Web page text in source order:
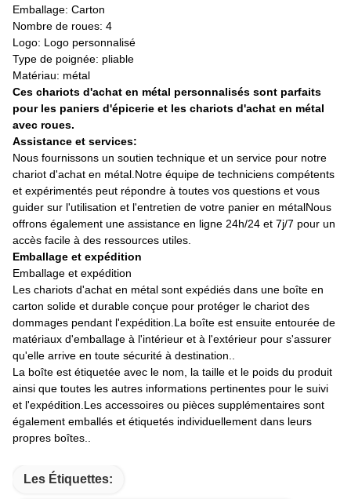
Emballage: Carton
Nombre de roues: 4
Logo: Logo personnalisé
Type de poignée: pliable
Matériau: métal
Ces chariots d'achat en métal personnalisés sont parfaits
pour les paniers d'épicerie et les chariots d'achat en métal
avec roues.
Assistance et services:
Nous fournissons un soutien technique et un service pour notre
chariot d'achat en métal.Notre équipe de techniciens compétents
et expérimentés peut répondre à toutes vos questions et vous
guider sur l'utilisation et l'entretien de votre panier en métalNous
offrons également une assistance en ligne 24h/24 et 7j/7 pour un
accès facile à des ressources utiles.
Emballage et expédition
Emballage et expédition
Les chariots d'achat en métal sont expédiés dans une boîte en
carton solide et durable conçue pour protéger le chariot des
dommages pendant l'expédition.La boîte est ensuite entourée de
matériaux d'emballage à l'intérieur et à l'extérieur pour s'assurer
qu'elle arrive en toute sécurité à destination..
La boîte est étiquetée avec le nom, la taille et le poids du produit
ainsi que toutes les autres informations pertinentes pour le suivi
et l'expédition.Les accessoires ou pièces supplémentaires sont
également emballés et étiquetés individuellement dans leurs
propres boîtes..
Les Étiquettes: